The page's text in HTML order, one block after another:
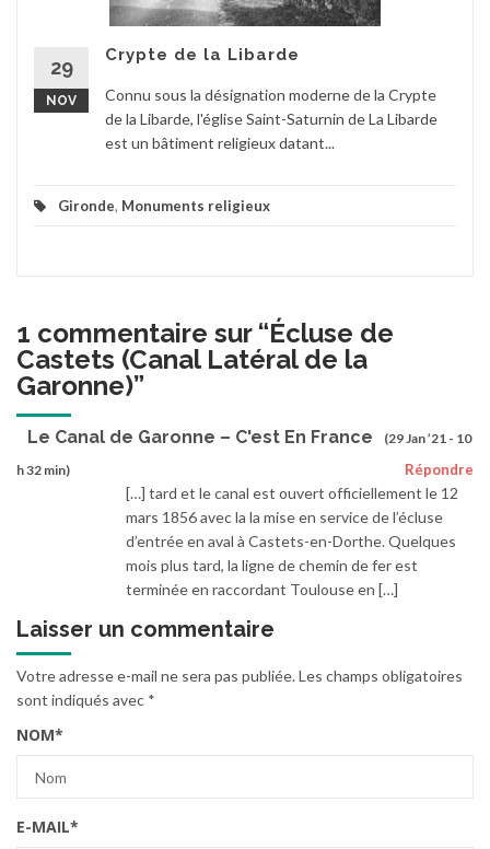
29
NOV
Crypte de la Libarde
Connu sous la désignation moderne de la Crypte
de la Libarde, l'église Saint-Saturnin de La Libarde
est un bâtiment religieux datant...
Gironde, Monuments religieux
1 commentaire sur “Écluse de
Castets (Canal Latéral de la
Garonne)”
Le Canal de Garonne – C'est En France
(29 Jan ’21 - 10
h 32 min)
Répondre
[…] tard et le canal est ouvert officiellement le 12
mars 1856 avec la la mise en service de l’écluse
d’entrée en aval à Castets-en-Dorthe. Quelques
mois plus tard, la ligne de chemin de fer est
terminée en raccordant Toulouse en […]
Laisser un commentaire
Votre adresse e-mail ne sera pas publiée.Les champs obligatoires
sont indiqués avec *
NOM*
E-MAIL*